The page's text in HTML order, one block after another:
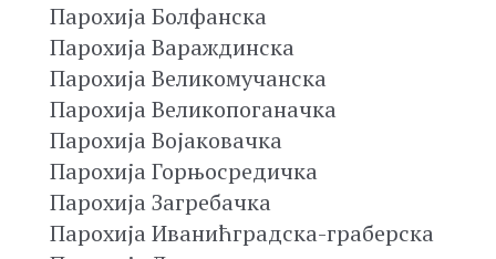
Парохија Болфанска
Парохија Вараждинска
Парохија Великомучанска
Парохија Великопоганачка
Парохија Војаковачка
Парохија Горњосредичка
Парохија Загребачка
Парохија Иванићградска-граберска